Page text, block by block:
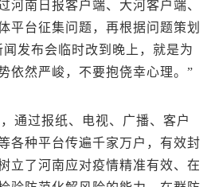
河南日报客户端、大河客户端、
平台征集问题，再根据问题策划
发布会临时改到晚上，就是为
依然严峻，不要抱侥幸心理。”
通过报纸、电视、广播、客户
各种平台传遍千家万户，有效封
立了河南应对疫情精准有效、在